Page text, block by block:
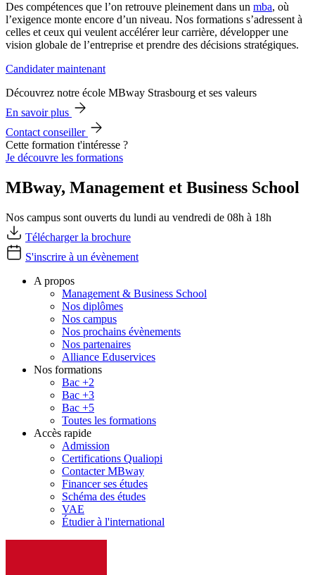
Des compétences que l’on retrouve pleinement dans un mba, où
l’exigence monte encore d’un niveau. Nos formations s’adressent à
celles et ceux qui veulent accélérer leur carrière, développer une
vision globale de l’entreprise et prendre des décisions stratégiques.
Candidater maintenant
Découvrez notre école MBway Strasbourg et ses valeurs
En savoir plus
Contact conseiller
Cette formation t'intéresse ?
Je découvre les formations
MBway, Management et Business School
Nos campus sont ouverts du lundi au vendredi de 08h à 18h
Télécharger la brochure
S'inscrire à un évènement
A propos
Management & Business School
Nos diplômes
Nos campus
Nos prochains évènements
Nos partenaires
Alliance Eduservices
Nos formations
Bac +2
Bac +3
Bac +5
Toutes les formations
Accès rapide
Admission
Certifications Qualiopi
Contacter MBway
Financer ses études
Schéma des études
VAE
Étudier à l'international